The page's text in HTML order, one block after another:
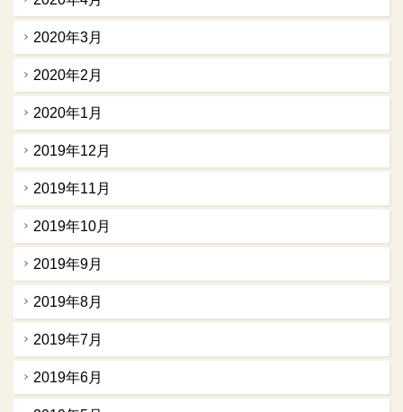
2020年3月
2020年2月
2020年1月
2019年12月
2019年11月
2019年10月
2019年9月
2019年8月
2019年7月
2019年6月